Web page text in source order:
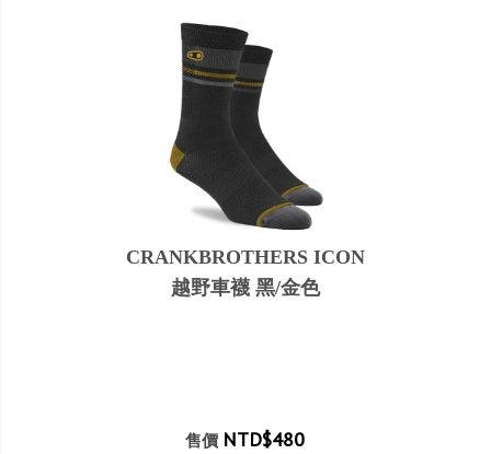
CRANKBROTHERS ICON
越野車襪 黑/金色
售價 NTD$480